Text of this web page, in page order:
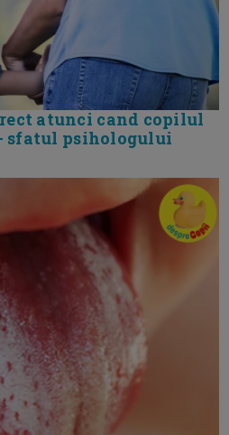
atunci cand copilul
sfatul psihologului